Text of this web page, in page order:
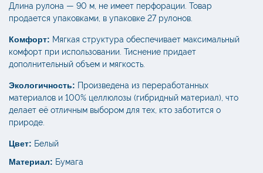
Длина рулона — 90 м, не имеет перфорации. Товар
продается упаковками, в упаковке 27 рулонов.
Комфорт: Мягкая структура обеспечивает максимальный
комфорт при использовании. Тиснение придает
дополнительный объем и мягкость.
Экологичность: Произведена из переработанных
материалов и 100% целлюлозы (гибридный материал), что
делает её отличным выбором для тех, кто заботится о
природе.
Цвет: Белый
Материал: Бумага